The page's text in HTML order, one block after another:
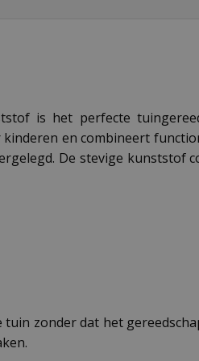
is het perfecte
en combineert
De stevige kunststof
zonder dat het